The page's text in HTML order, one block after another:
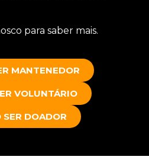
para saber mais.
MANTENEDOR
VOLUNTÁRIO
SER DOADOR